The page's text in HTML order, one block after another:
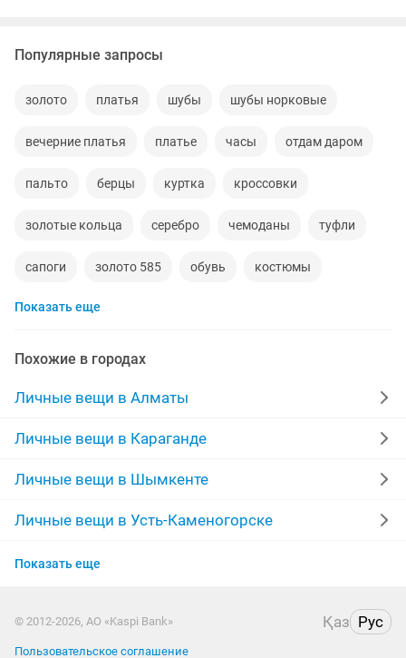
Популярные запросы
золото платья шубы шубы норковые
вечерние платья платье часы отдам даром
пальто берцы куртка кроссовки
золотые кольца серебро чемоданы туфли
сапоги золото 585 обувь костюмы
кольца норковые шубы новые
дубленки инвалидные коляски
дубленки мужские кожаные куртки
джинсы куртки мужские
Показать еще
Похожие в городах
Личные вещи в Алматы
Личные вещи в Караганде
Личные вещи в Шымкенте
Личные вещи в Усть-Каменогорске
Личные вещи в Актобе
Личные вещи в Костанае
Показать еще
© 2012-2026, АО «Kaspi Bank» Қаз Рус
Пользовательское соглашение